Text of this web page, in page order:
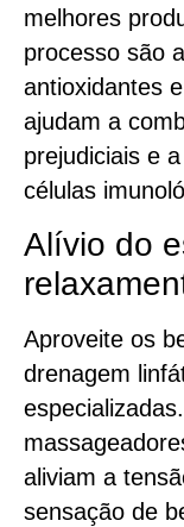
melhores
processo são
antioxidantes
ajudam a
prejudiciais e
células
Alívio do
Aproveite os
drenagem
aliviam a
sensação de